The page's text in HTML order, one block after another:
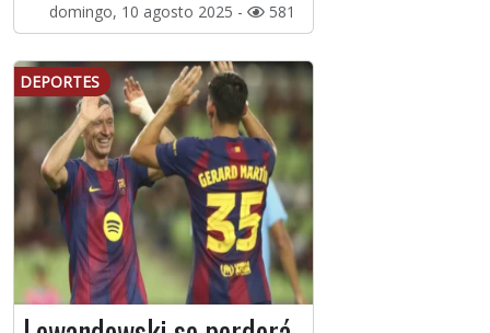
domingo, 10 agosto 2025 - 581
DEPORTES